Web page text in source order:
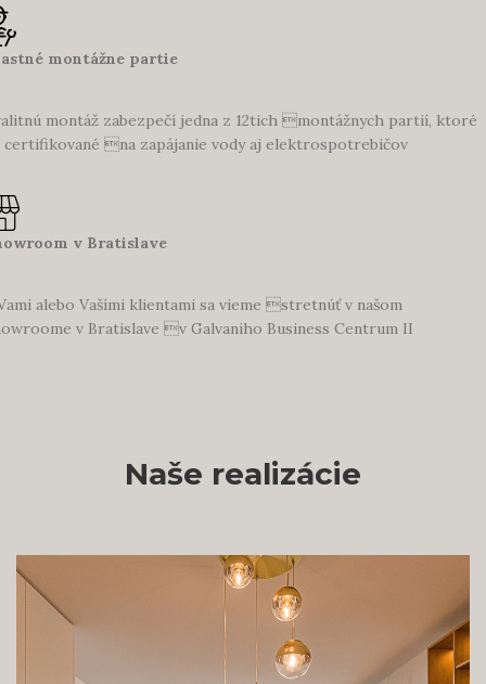
montážne partie
montáž zabezpečí jedna z 12tich montážnych partií, ktoré
certifikované na zapájanie vody aj elektrospotrebičov
v Bratislave
alebo Vašími klientami sa vieme stretnúť v našom
v Bratislave v Galvaniho Business Centrum II
Naše realizácie